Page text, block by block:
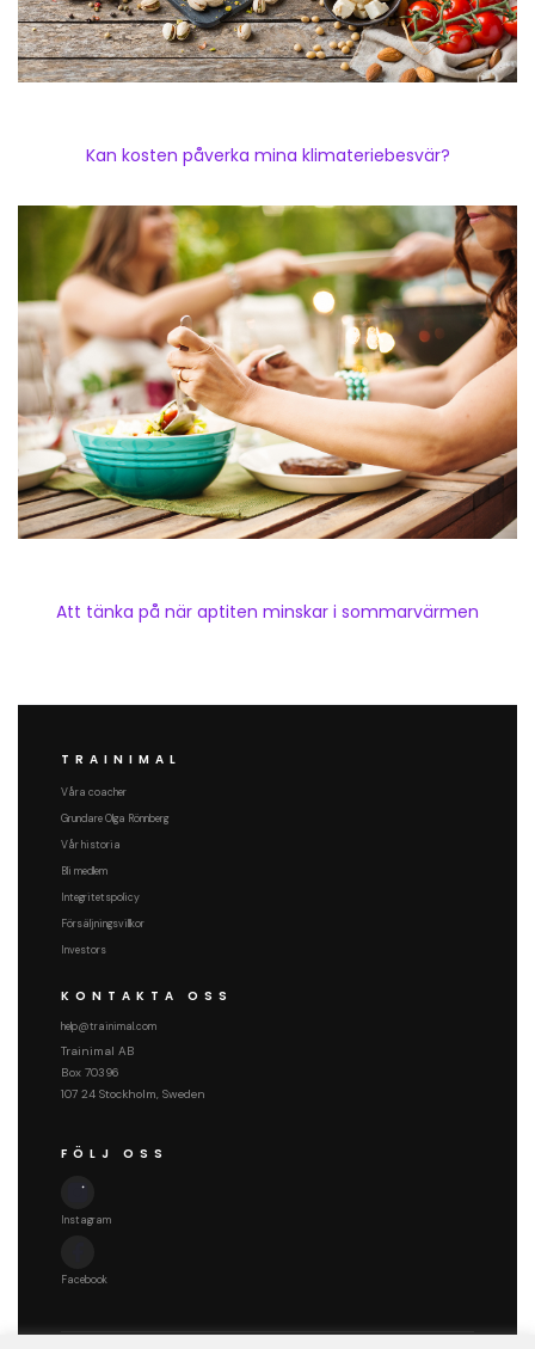
Kan kosten påverka mina klimateriebesvär?
Att tänka på när aptiten minskar i sommarvärmen
TRAINIMAL
Våra coacher
Grundare Olga Rönnberg
Vår historia
Bli medlem
Integritetspolicy
Försäljningsvillkor
Investors
KONTAKTA OSS
help@trainimal.com
Trainimal AB
Box 70396
107 24 Stockholm, Sweden
FÖLJ OSS
Instagram
Facebook